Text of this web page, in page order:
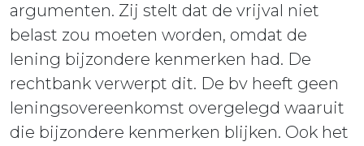
argumenten. Zij stelt dat de vrijval niet
belast zou moeten worden, omdat de
lening bijzondere kenmerken had. De
rechtbank verwerpt dit. De bv heeft geen
leningsovereenkomst overgelegd waaruit
die bijzondere kenmerken blijken. Ook het